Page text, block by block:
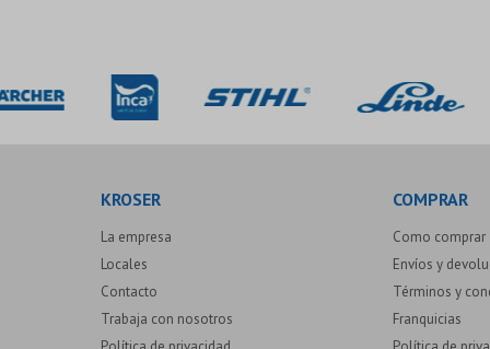
KROSER
La empresa
Locales
Contacto
Trabaja con nosotros
COMPRAR
Como comprar
Envíos y
Términos y
Franquicias